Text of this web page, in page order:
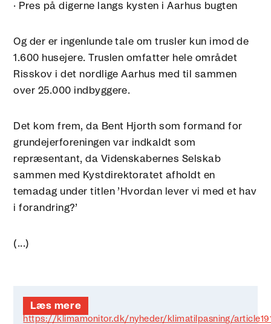
· Pres på digerne langs kysten i Aarhus bugten
Og der er ingenlunde tale om trusler kun imod de
1.600 husejere. Truslen omfatter hele området
Risskov i det nordlige Aarhus med til sammen
over 25.000 indbyggere.
Det kom frem, da Bent Hjorth som formand for
grundejerforeningen var indkaldt som
repræsentant, da Videnskabernes Selskab
sammen med Kystdirektoratet afholdt en
temadag under titlen ’Hvordan lever vi med et hav
i forandring?’
(...)
Læs mere
https://klimamonitor.dk/nyheder/klimatilpasning/